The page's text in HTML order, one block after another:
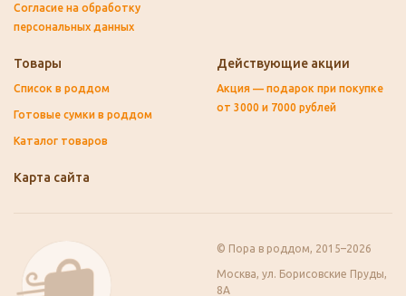
Согласие на обработку
персональных данных
Товары
Список в роддом
Готовые сумки в роддом
Каталог товаров
Действующие акции
Акция — подарок при покупке
от 3000 и 7000 рублей
Карта сайта
© Пора в роддом, 2015–2026
Москва, ул. Борисовские Пруды,
8А